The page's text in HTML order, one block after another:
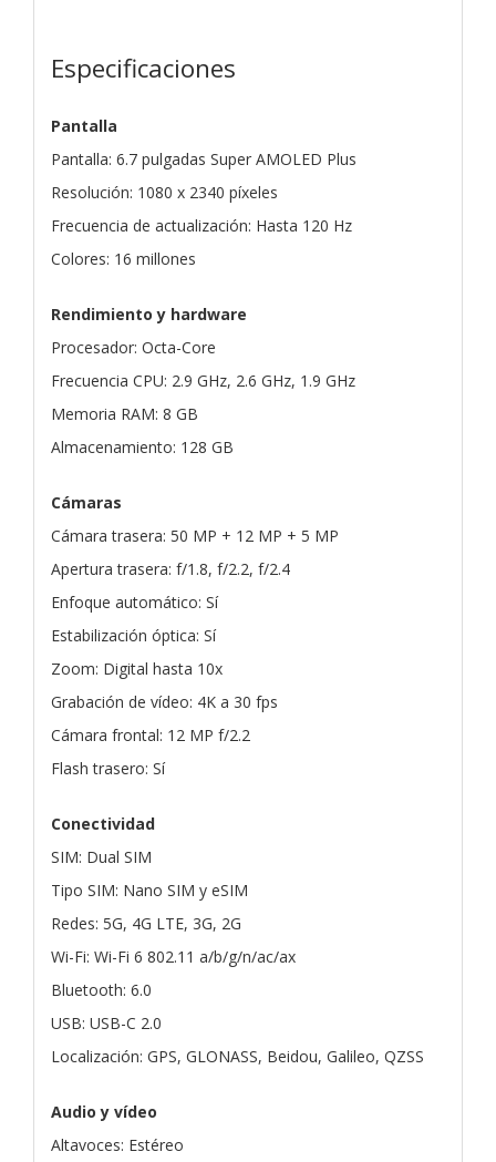
Especificaciones
Pantalla
Pantalla: 6.7 pulgadas Super AMOLED Plus
Resolución: 1080 x 2340 píxeles
Frecuencia de actualización: Hasta 120 Hz
Colores: 16 millones
Rendimiento y hardware
Procesador: Octa-Core
Frecuencia CPU: 2.9 GHz, 2.6 GHz, 1.9 GHz
Memoria RAM: 8 GB
Almacenamiento: 128 GB
Cámaras
Cámara trasera: 50 MP + 12 MP + 5 MP
Apertura trasera: f/1.8, f/2.2, f/2.4
Enfoque automático: Sí
Estabilización óptica: Sí
Zoom: Digital hasta 10x
Grabación de vídeo: 4K a 30 fps
Cámara frontal: 12 MP f/2.2
Flash trasero: Sí
Conectividad
SIM: Dual SIM
Tipo SIM: Nano SIM y eSIM
Redes: 5G, 4G LTE, 3G, 2G
Wi-Fi: Wi-Fi 6 802.11 a/b/g/n/ac/ax
Bluetooth: 6.0
USB: USB-C 2.0
Localización: GPS, GLONASS, Beidou, Galileo, QZSS
Audio y vídeo
Altavoces: Estéreo